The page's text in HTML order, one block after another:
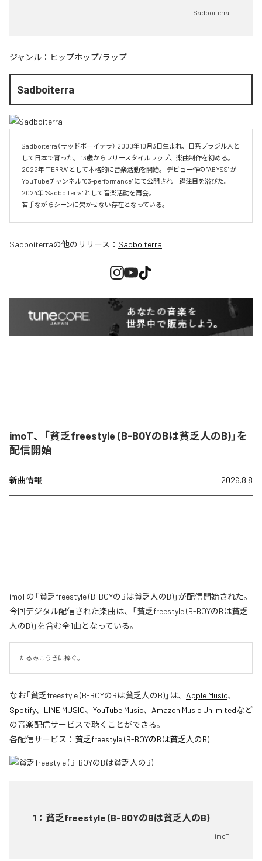
Sadboiterra
ジャンル： ヒップホップ/ラップ
Sadboiterra
Sadboiterra（サッドボーイテラ） 2000年10月3日生まれ、日系ブラジル人と
して日本で育った。 13歳からフリースタイルラップ、楽曲制作を初める。
2022年 "TERRA" として本格的に音楽活動を開始。 デビュー作の "ABYSS" が
YouTubeチャンネル "03-performance" にて公開され一躍注目を浴びた。
2024年 "Sadboiterra" として音楽活動を再会。
若手ながらシーンに欠かせない存在となっている。
Sadboiterraの他のリリース： Sadboiterra
imoT、「貧乏freestyle (B-BOYのBは貧乏人のB)」を
配信開始
新曲情報 2026.8.8
imoTの「貧乏freestyle (B-BOYのBは貧乏人のB)」が配信開始された。
今回デジタル配信された楽曲は、「貧乏freestyle (B-BOYのBは貧乏
人のB)」を含む全1曲となっている。
たるみこうきに捧ぐ。
なお「貧乏freestyle (B-BOYのBは貧乏人のB)」は、 Apple Music、
Spotify、 LINE MUSIC、 YouTube Music、 Amazon Music Unlimitedなど
の音楽配信サービスで聴くことができる。
各配信サービス： 貧乏freestyle (B-BOYのBは貧乏人のB)
1 ： 貧乏freestyle (B-BOYのBは貧乏人のB)
imoT